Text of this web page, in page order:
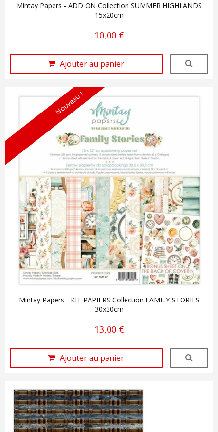
Mintay Papers - ADD ON Collection SUMMER HIGHLANDS
15x20cm
10,00 €
Ajouter au panier
Nouveau !
Mintay Papers - KIT PAPIERS Collection FAMILY STORIES
30x30cm
13,00 €
Ajouter au panier